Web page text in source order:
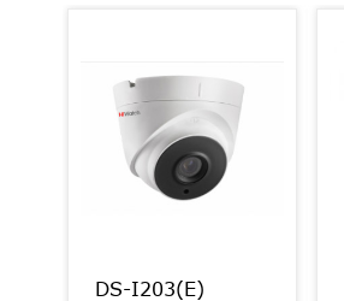
DS-I203(E)